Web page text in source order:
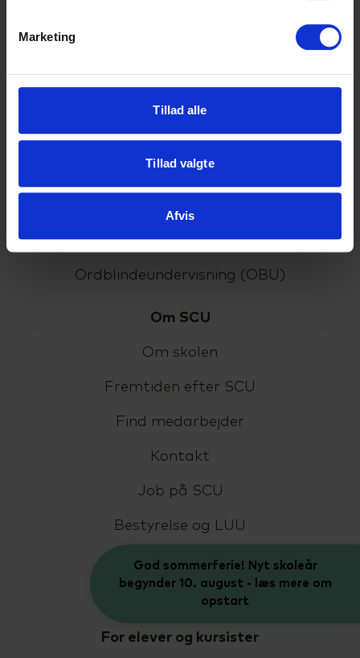
Marketing
Tillad alle
Tillad valgte
Afvis
VUC
Forberedende voksenuddannelse (FVU)
Ordblindeundervisning (OBU)
Om SCU
Om skolen
Fremtiden efter SCU
Find medarbejder
Kontakt
Job på SCU
Bestyrelse og LUU
Livet på SCU
In English
For elever og kursister
God sommerferie! Nyt skoleår
begynder 10. august - læs mere om
opstart